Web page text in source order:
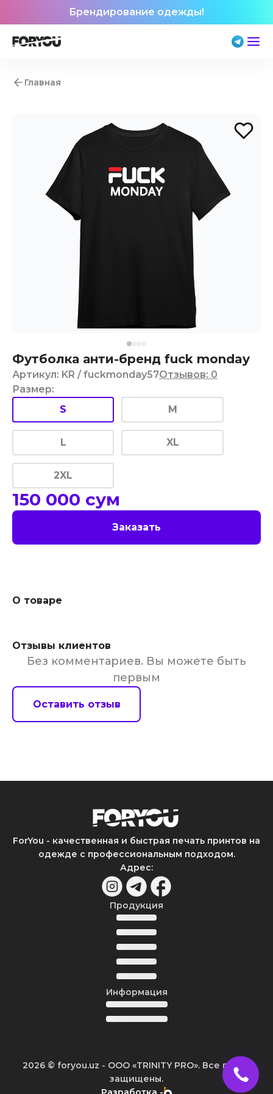
Брендирование одежды!
Главная
Футболка анти-бренд fuck monday
Артикул: KR / fuckmonday57Отзывов: 0
Размер:
S
M
L XL
2XL
150 000 сум
Заказать
О товаре
Отзывы клиентов
Без комментариев. Вы можете быть
первым
Оставить отзыв
ForYou - качественная и быстрая печать принтов на
одежде с профессиональным подходом.
Адрес:
Продукция
Информация
2026 © foryou.uz - ООО «TRINITY PRO». Все права
защищены.